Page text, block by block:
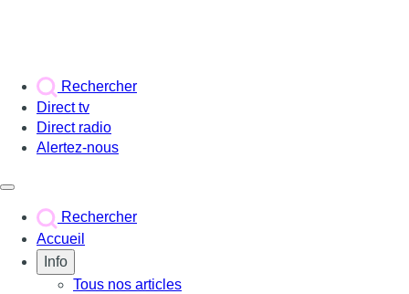
Rechercher
Direct tv
Direct radio
Alertez-nous
Rechercher
Accueil
Info
Tous nos articles